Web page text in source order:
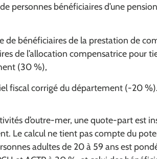
personnes bénéficiaires d’une
de bénéficiaires de la prestation de
de l’allocation compensatrice pour
(30 %),
fiscal corrigé du département (-20 %).
d’outre-mer, une quote-part est
Le calcul ne tient pas compte du
adultes de 20 à 59 ans est